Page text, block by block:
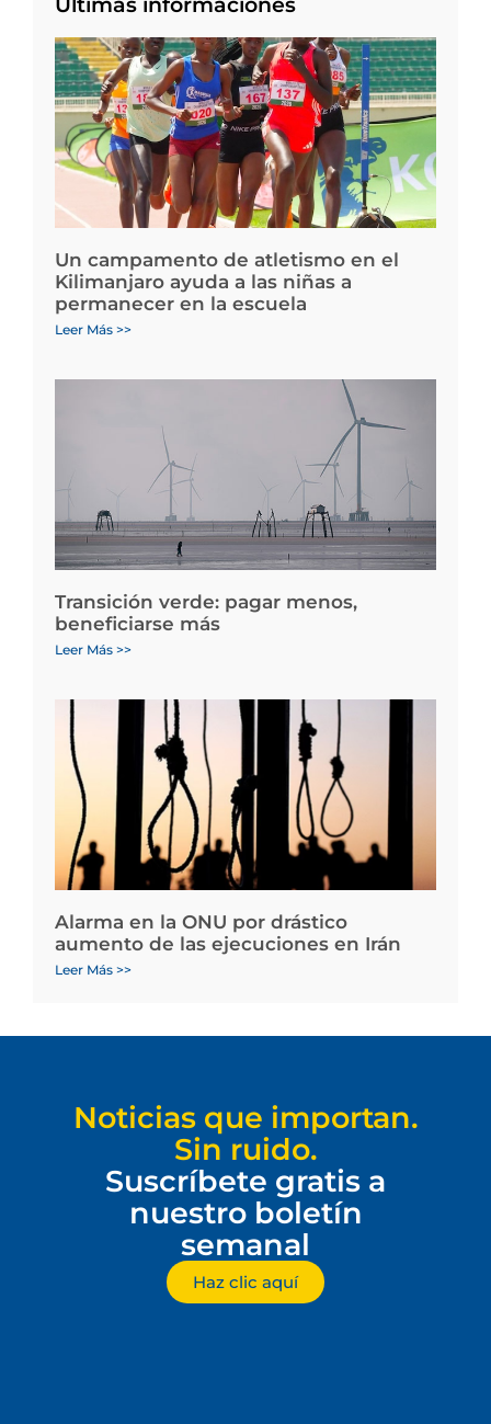
Un campamento de atletismo en el
Kilimanjaro ayuda a las niñas a
permanecer en la escuela
Leer Más >>
Transición verde: pagar menos,
beneficiarse más
Leer Más >>
Alarma en la ONU por drástico
aumento de las ejecuciones en Irán
Leer Más >>
Noticias que importan.
Sin ruido.
Suscríbete gratis a
nuestro boletín
semanal
Haz clic aquí